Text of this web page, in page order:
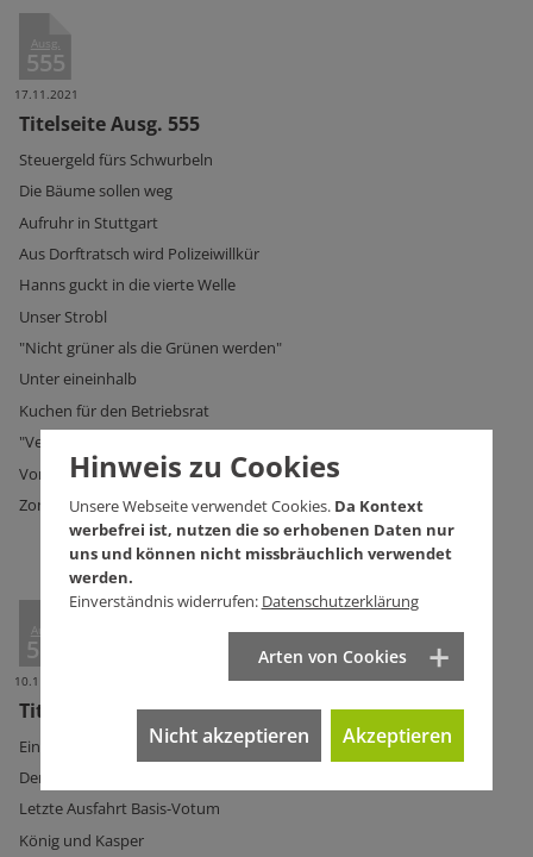
Ausg.
555
17.11.2021
Titelseite Ausg. 555
Steuergeld fürs Schwurbeln
Die Bäume sollen weg
Aufruhr in Stuttgart
Aus Dorftratsch wird Polizeiwillkür
Hanns guckt in die vierte Welle
Unser Strobl
"Nicht grüner als die Grünen werden"
Unter eineinhalb
Kuchen für den Betriebsrat
"Verdrastifiziert, ganz gewaltig"
Von Hunden und Hoheiten
Zombies auf Elektrorollern
Ausg.
554
10.11.2021
Titelseite Ausg. 554
Eingeständnis einer Niederlage
Der blinde Fleck
Letzte Ausfahrt Basis-Votum
König und Kasper
Hinweis zu Cookies
Unsere Webseite verwendet Cookies. Da Kontext
werbefrei ist, nutzen die so erhobenen Daten nur
uns und können nicht missbräuchlich verwendet
werden.
Einverständnis widerrufen: Datenschutzerklärung
Arten von Cookies
Nicht akzeptieren Akzeptieren